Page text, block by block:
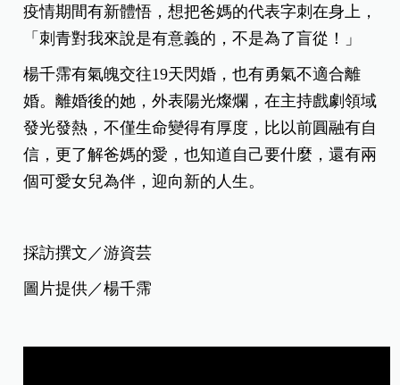
疫情期間有新體悟，想把爸媽的代表字刺在身上，
「刺青對我來說是有意義的，不是為了盲從！」
楊千霈有氣魄交往19天閃婚，也有勇氣不適合離
婚。離婚後的她，外表陽光燦爛，在主持戲劇領域
發光發熱，不僅生命變得有厚度，比以前圓融有自
信，更了解爸媽的愛，也知道自己要什麼，還有兩
個可愛女兒為伴，迎向新的人生。
採訪撰文／游資芸
圖片提供／楊千霈